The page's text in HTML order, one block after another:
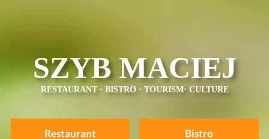
SZYB MACIEJ
RESTAURANT · BISTRO · TOURISM· CULTURE
Restaurant Bistro